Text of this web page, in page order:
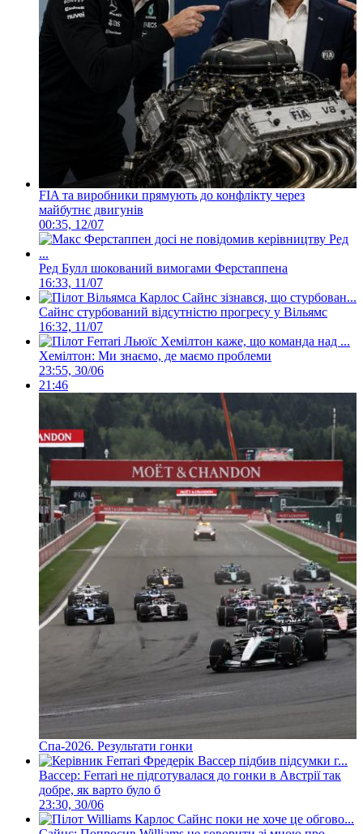
FIA та виробники прямують до конфлікту через
майбутнє двигунів
00:35, 12/07
Ред Булл шокований вимогами Ферстаппена
16:33, 11/07
Сайнс стурбований відсутністю прогресу у Вільямс
16:32, 11/07
Хемілтон: Ми знаємо, де маємо проблеми
23:55, 30/06
21:46
Спа-2026. Результати гонки
Вассер: Ferrari не підготувалася до гонки в Австрії так
добре, як варто було б
23:30, 30/06